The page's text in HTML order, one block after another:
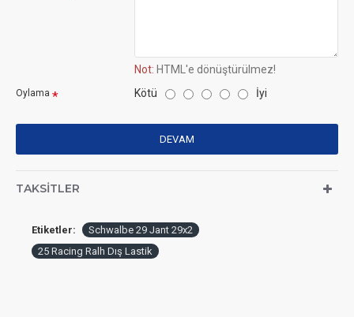
Not: HTML'e dönüştürülmez!
Oylama Kötü İyi
DEVAM
TAKSITLER
Etiketler:
Schwalbe 29 Jant 29x2
25 Racing Ralh Dış Lastik